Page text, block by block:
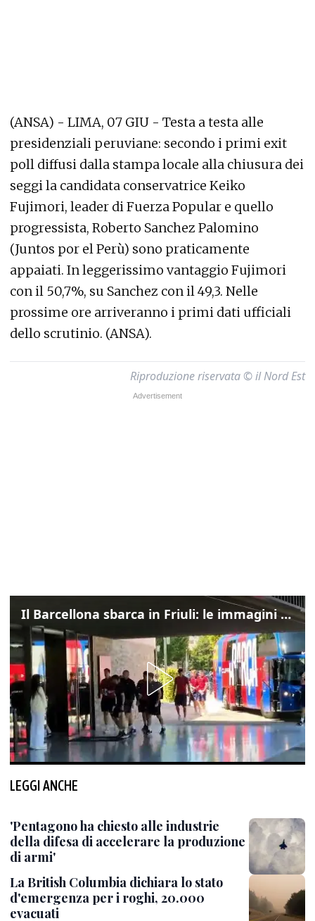
(ANSA) - LIMA, 07 GIU - Testa a testa alle
presidenziali peruviane: secondo i primi exit
poll diffusi dalla stampa locale alla chiusura dei
seggi la candidata conservatrice Keiko
Fujimori, leader di Fuerza Popular e quello
progressista, Roberto Sanchez Palomino
(Juntos por el Perù) sono praticamente
appaiati. In leggerissimo vantaggio Fujimori
con il 50,7%, su Sanchez con il 49,3. Nelle
prossime ore arriveranno i primi dati ufficiali
dello scrutinio. (ANSA).
Riproduzione riservata © il Nord Est
Il Barcellona sbarca in Friuli: le immagini dell'arrivo in albergo
LEGGI ANCHE
'Pentagono ha chiesto alle industrie
della difesa di accelerare la produzione
di armi'
La British Columbia dichiara lo stato
d'emergenza per i roghi, 20.000
evacuati